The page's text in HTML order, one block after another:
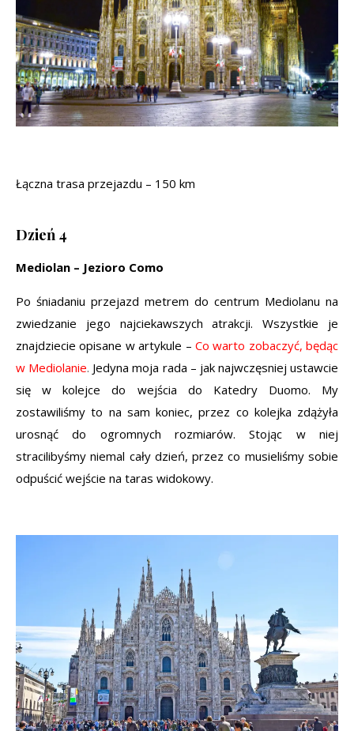
Łączna trasa przejazdu – 150 km
Dzień 4
Mediolan – Jezioro Como
Po śniadaniu przejazd metrem do centrum Mediolanu na
zwiedzanie jego najciekawszych atrakcji. Wszystkie je
znajdziecie opisane w artykule – Co warto zobaczyć, będąc
w Mediolanie. Jedyna moja rada – jak najwczęsniej ustawcie
się w kolejce do wejścia do Katedry Duomo. My
zostawiliśmy to na sam koniec, przez co kolejka zdążyła
urosnąć do ogromnych rozmiarów. Stojąc w niej
stracilibyśmy niemal cały dzień, przez co musieliśmy sobie
odpuścić wejście na taras widokowy.